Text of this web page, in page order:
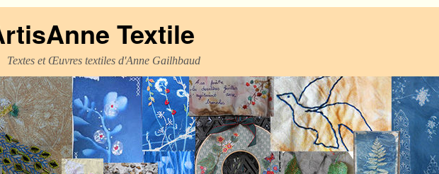
Textile
Textes et Œuvres textiles d'Anne Gailhbaud